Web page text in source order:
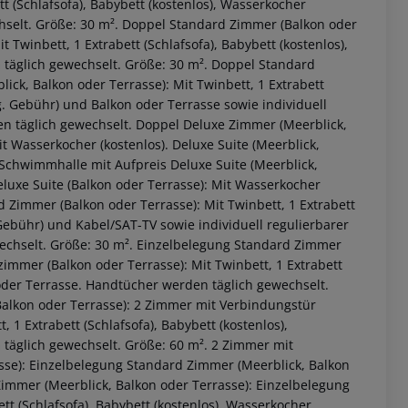
Babybett (kostenlos), Wasserkocher
Größe: 30 m². Doppel Standard Zimmer (Balkon oder
1 Extrabett (Schlafsofa), Babybett (kostenlos),
gewechselt. Größe: 30 m². Doppel Standard
Balkon oder Terrasse): Mit Twinbett, 1 Extrabett
Gebühr) und Balkon oder Terrasse sowie individuell
täglich gewechselt. Doppel Deluxe Zimmer (Meerblick,
(kostenlos). Deluxe Suite (Meerblick,
mit Aufpreis Deluxe Suite (Meerblick,
Suite (Balkon oder Terrasse): Mit Wasserkocher
Zimmer (Balkon oder Terrasse): Mit Twinbett, 1 Extrabett
und Kabel/SAT-TV sowie individuell regulierbarer
Größe: 30 m². Einzelbelegung Standard Zimmer
(Balkon oder Terrasse): Mit Twinbett, 1 Extrabett
Terrasse. Handtücher werden täglich gewechselt.
oder Terrasse): 2 Zimmer mit Verbindungstür
Extrabett (Schlafsofa), Babybett (kostenlos),
gewechselt. Größe: 60 m². 2 Zimmer mit
Einzelbelegung Standard Zimmer (Meerblick, Balkon
(Meerblick, Balkon oder Terrasse): Einzelbelegung